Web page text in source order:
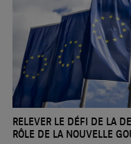
RELEVER LE DÉFI DE LA
RÔLE DE LA NOUVELLE